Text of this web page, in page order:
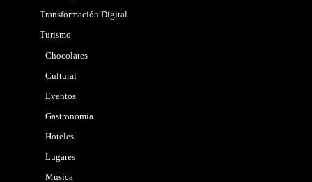
Transformación Digital
Turismo
Chocolates
Cultural
Eventos
Gastronomía
Hoteles
Lugares
Música